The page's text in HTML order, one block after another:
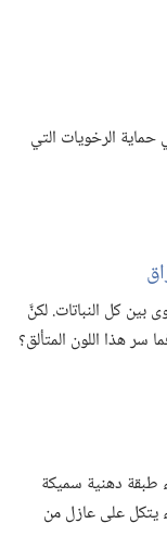
الرخويات التي
بين كل النباتات.‏ لكنَّ
سر هذا اللون المتألق؟‏
طبقة دهنية سميكة
يتكل على عازل من